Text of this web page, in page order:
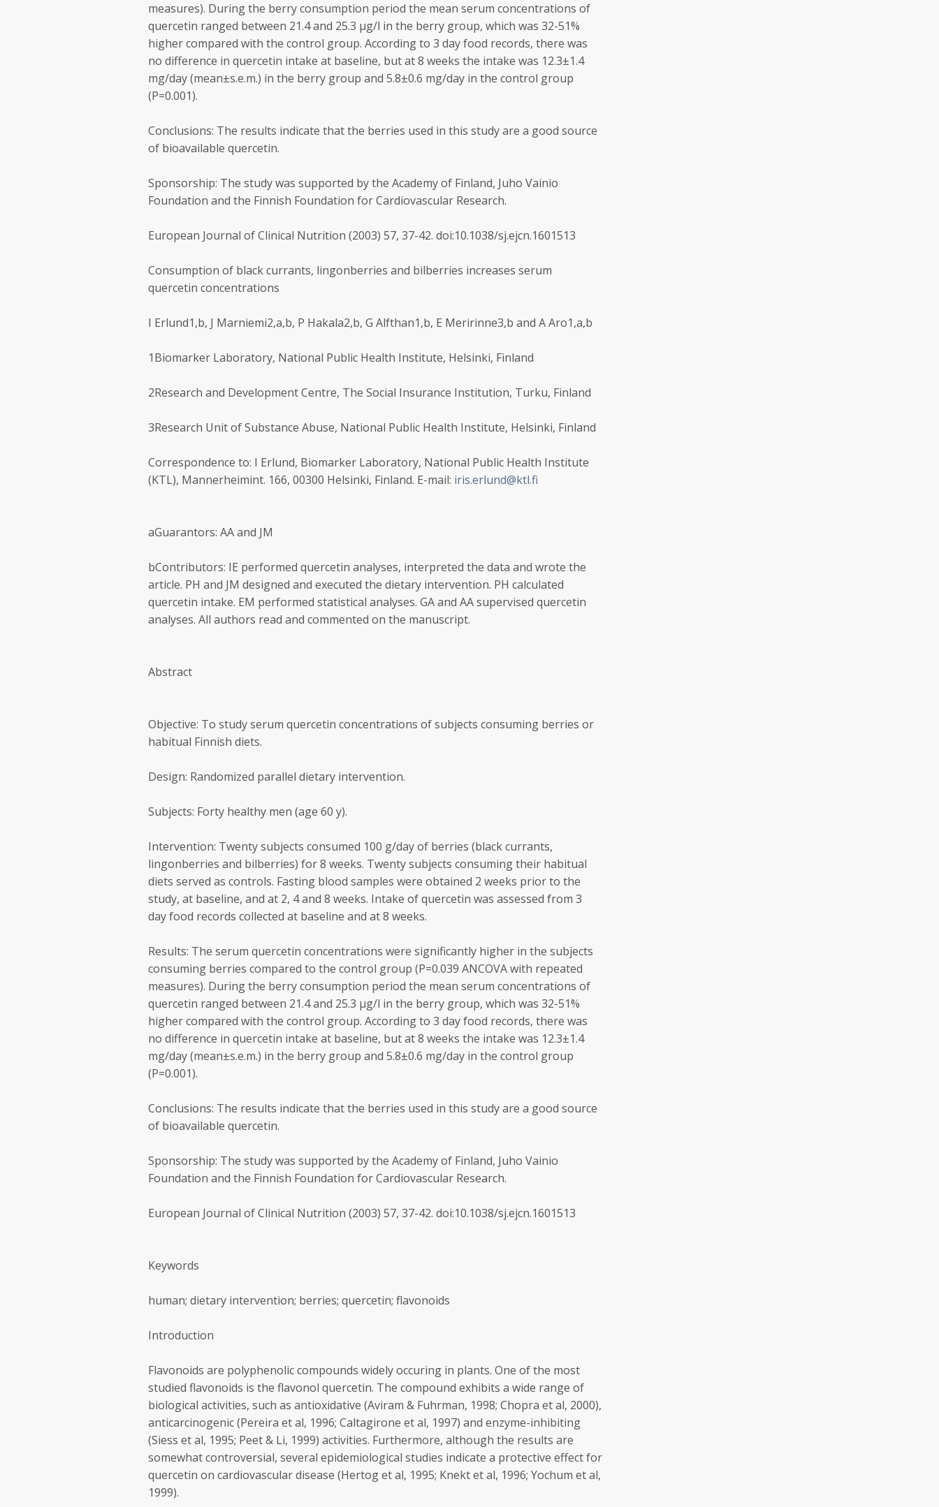
measures). During the berry consumption period the mean serum concentrations of
quercetin ranged between 21.4 and 25.3 µg/l in the berry group, which was 32-51%
higher compared with the control group. According to 3 day food records, there was
no difference in quercetin intake at baseline, but at 8 weeks the intake was 12.3±1.4
mg/day (mean±s.e.m.) in the berry group and 5.8±0.6 mg/day in the control group
(P=0.001).
Conclusions: The results indicate that the berries used in this study are a good source
of bioavailable quercetin.
Sponsorship: The study was supported by the Academy of Finland, Juho Vainio
Foundation and the Finnish Foundation for Cardiovascular Research.
European Journal of Clinical Nutrition (2003) 57, 37-42. doi:10.1038/sj.ejcn.1601513
Consumption of black currants, lingonberries and bilberries increases serum
quercetin concentrations
I Erlund1,b, J Marniemi2,a,b, P Hakala2,b, G Alfthan1,b, E Meririnne3,b and A Aro1,a,b
1Biomarker Laboratory, National Public Health Institute, Helsinki, Finland
2Research and Development Centre, The Social Insurance Institution, Turku, Finland
3Research Unit of Substance Abuse, National Public Health Institute, Helsinki, Finland
Correspondence to: I Erlund, Biomarker Laboratory, National Public Health Institute
(KTL), Mannerheimint. 166, 00300 Helsinki, Finland. E-mail: iris.erlund@ktl.fi
aGuarantors: AA and JM
bContributors: IE performed quercetin analyses, interpreted the data and wrote the
article. PH and JM designed and executed the dietary intervention. PH calculated
quercetin intake. EM performed statistical analyses. GA and AA supervised quercetin
analyses. All authors read and commented on the manuscript.
Abstract
Objective: To study serum quercetin concentrations of subjects consuming berries or
habitual Finnish diets.
Design: Randomized parallel dietary intervention.
Subjects: Forty healthy men (age 60 y).
Intervention: Twenty subjects consumed 100 g/day of berries (black currants,
lingonberries and bilberries) for 8 weeks. Twenty subjects consuming their habitual
diets served as controls. Fasting blood samples were obtained 2 weeks prior to the
study, at baseline, and at 2, 4 and 8 weeks. Intake of quercetin was assessed from 3
day food records collected at baseline and at 8 weeks.
Results: The serum quercetin concentrations were significantly higher in the subjects
consuming berries compared to the control group (P=0.039 ANCOVA with repeated
measures). During the berry consumption period the mean serum concentrations of
quercetin ranged between 21.4 and 25.3 µg/l in the berry group, which was 32-51%
higher compared with the control group. According to 3 day food records, there was
no difference in quercetin intake at baseline, but at 8 weeks the intake was 12.3±1.4
mg/day (mean±s.e.m.) in the berry group and 5.8±0.6 mg/day in the control group
(P=0.001).
Conclusions: The results indicate that the berries used in this study are a good source
of bioavailable quercetin.
Sponsorship: The study was supported by the Academy of Finland, Juho Vainio
Foundation and the Finnish Foundation for Cardiovascular Research.
European Journal of Clinical Nutrition (2003) 57, 37-42. doi:10.1038/sj.ejcn.1601513
Keywords
human; dietary intervention; berries; quercetin; flavonoids
Introduction
Flavonoids are polyphenolic compounds widely occuring in plants. One of the most
studied flavonoids is the flavonol quercetin. The compound exhibits a wide range of
biological activities, such as antioxidative (Aviram & Fuhrman, 1998; Chopra et al, 2000),
anticarcinogenic (Pereira et al, 1996; Caltagirone et al, 1997) and enzyme-inhibiting
(Siess et al, 1995; Peet & Li, 1999) activities. Furthermore, although the results are
somewhat controversial, several epidemiological studies indicate a protective effect for
quercetin on cardiovascular disease (Hertog et al, 1995; Knekt et al, 1996; Yochum et al,
1999).